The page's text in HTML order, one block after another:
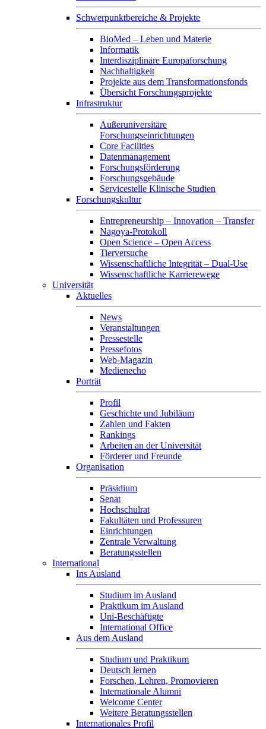
Schwerpunktbereiche & Projekte
BioMed – Leben und Materie
Informatik
Interdisziplinäre Europaforschung
Nachhaltigkeit
Projekte aus dem Transformationsfonds
Übersicht Forschungsprojekte
Infrastruktur
Außeruniversitäre
Forschungseinrichtungen
Core Facilities
Datenmanagement
Forschungsförderung
Forschungsgebäude
Servicestelle Klinische Studien
Forschungskultur
Entrepreneurship – Innovation – Transfer
Nagoya-Protokoll
Open Science – Open Access
Tierversuche
Wissenschaftliche Integrität – Dual-Use
Wissenschaftliche Karrierewege
Universität
Aktuelles
News
Veranstaltungen
Pressestelle
Pressefotos
Web-Magazin
Medienecho
Porträt
Profil
Geschichte und Jubiläum
Zahlen und Fakten
Rankings
Arbeiten an der Universität
Förderer und Freunde
Organisation
Präsidium
Senat
Hochschulrat
Fakultäten und Professuren
Einrichtungen
Zentrale Verwaltung
Beratungsstellen
International
Ins Ausland
Studium im Ausland
Praktikum im Ausland
Uni-Beschäftigte
International Office
Aus dem Ausland
Studium und Praktikum
Deutsch lernen
Forschen, Lehren, Promovieren
Internationale Alumni
Welcome Center
Weitere Beratungsstellen
Internationales Profil